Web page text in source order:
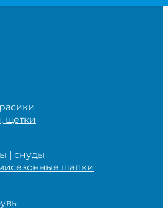
щетки
| снуды
шапки